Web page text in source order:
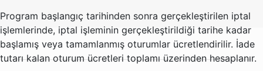
Program başlangıç tarihinden sonra gerçekleştirilen iptal
işlemlerinde, iptal işleminin gerçekleştirildiği tarihe kadar
başlamış veya tamamlanmış oturumlar ücretlendirilir. İade
tutarı kalan oturum ücretleri toplamı üzerinden hesaplanır.